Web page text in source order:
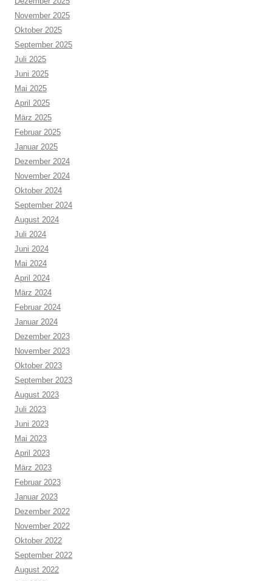
November 2025
Oktober 2025
September 2025
Juli 2025
Juni 2025
Mai 2025
April 2025
März 2025
Februar 2025
Januar 2025
Dezember 2024
November 2024
Oktober 2024
September 2024
August 2024
Juli 2024
Juni 2024
Mai 2024
April 2024
März 2024
Februar 2024
Januar 2024
Dezember 2023
November 2023
Oktober 2023
September 2023
August 2023
Juli 2023
Juni 2023
Mai 2023
April 2023
März 2023
Februar 2023
Januar 2023
Dezember 2022
November 2022
Oktober 2022
September 2022
August 2022